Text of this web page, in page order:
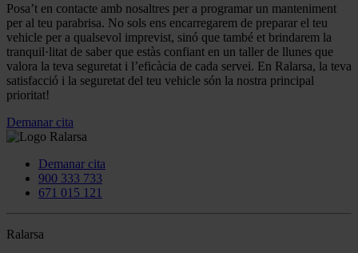
Posa’t en contacte amb nosaltres per a programar un manteniment
per al teu parabrisa. No sols ens encarregarem de preparar el teu
vehicle per a qualsevol imprevist, sinó que també et brindarem la
tranquil·litat de saber que estàs confiant en un taller de llunes que
valora la teva seguretat i l’eficàcia de cada servei. En Ralarsa, la teva
satisfacció i la seguretat del teu vehicle són la nostra principal
prioritat!
Demanar cita
Demanar cita
900 333 733
671 015 121
Ralarsa